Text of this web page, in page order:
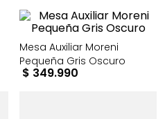
Mesa Auxiliar Moreni
Pequeña Gris Oscuro
$ 349.990